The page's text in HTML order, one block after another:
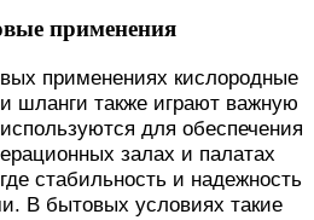
применения
применениях кислородные
шланги также играют важную
для обеспечения
залах и палатах
стабильность и надежность
В бытовых условиях такие